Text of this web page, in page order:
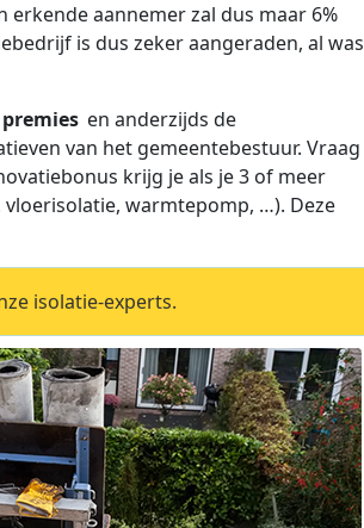
erkende aannemer zal dus maar 6%
is dus zeker aangeraden, al was
en anderzijds de
van het gemeentebestuur. Vraag
krijg je als je 3 of meer
warmtepomp, …). Deze
isolatie-experts.